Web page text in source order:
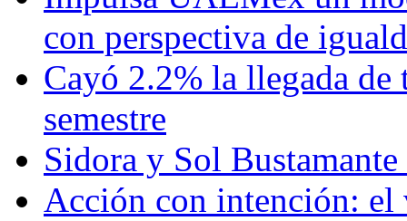
con perspectiva de
Cayó 2.2% la llegada de
semestre
Sidora y Sol
Acción con intención: el